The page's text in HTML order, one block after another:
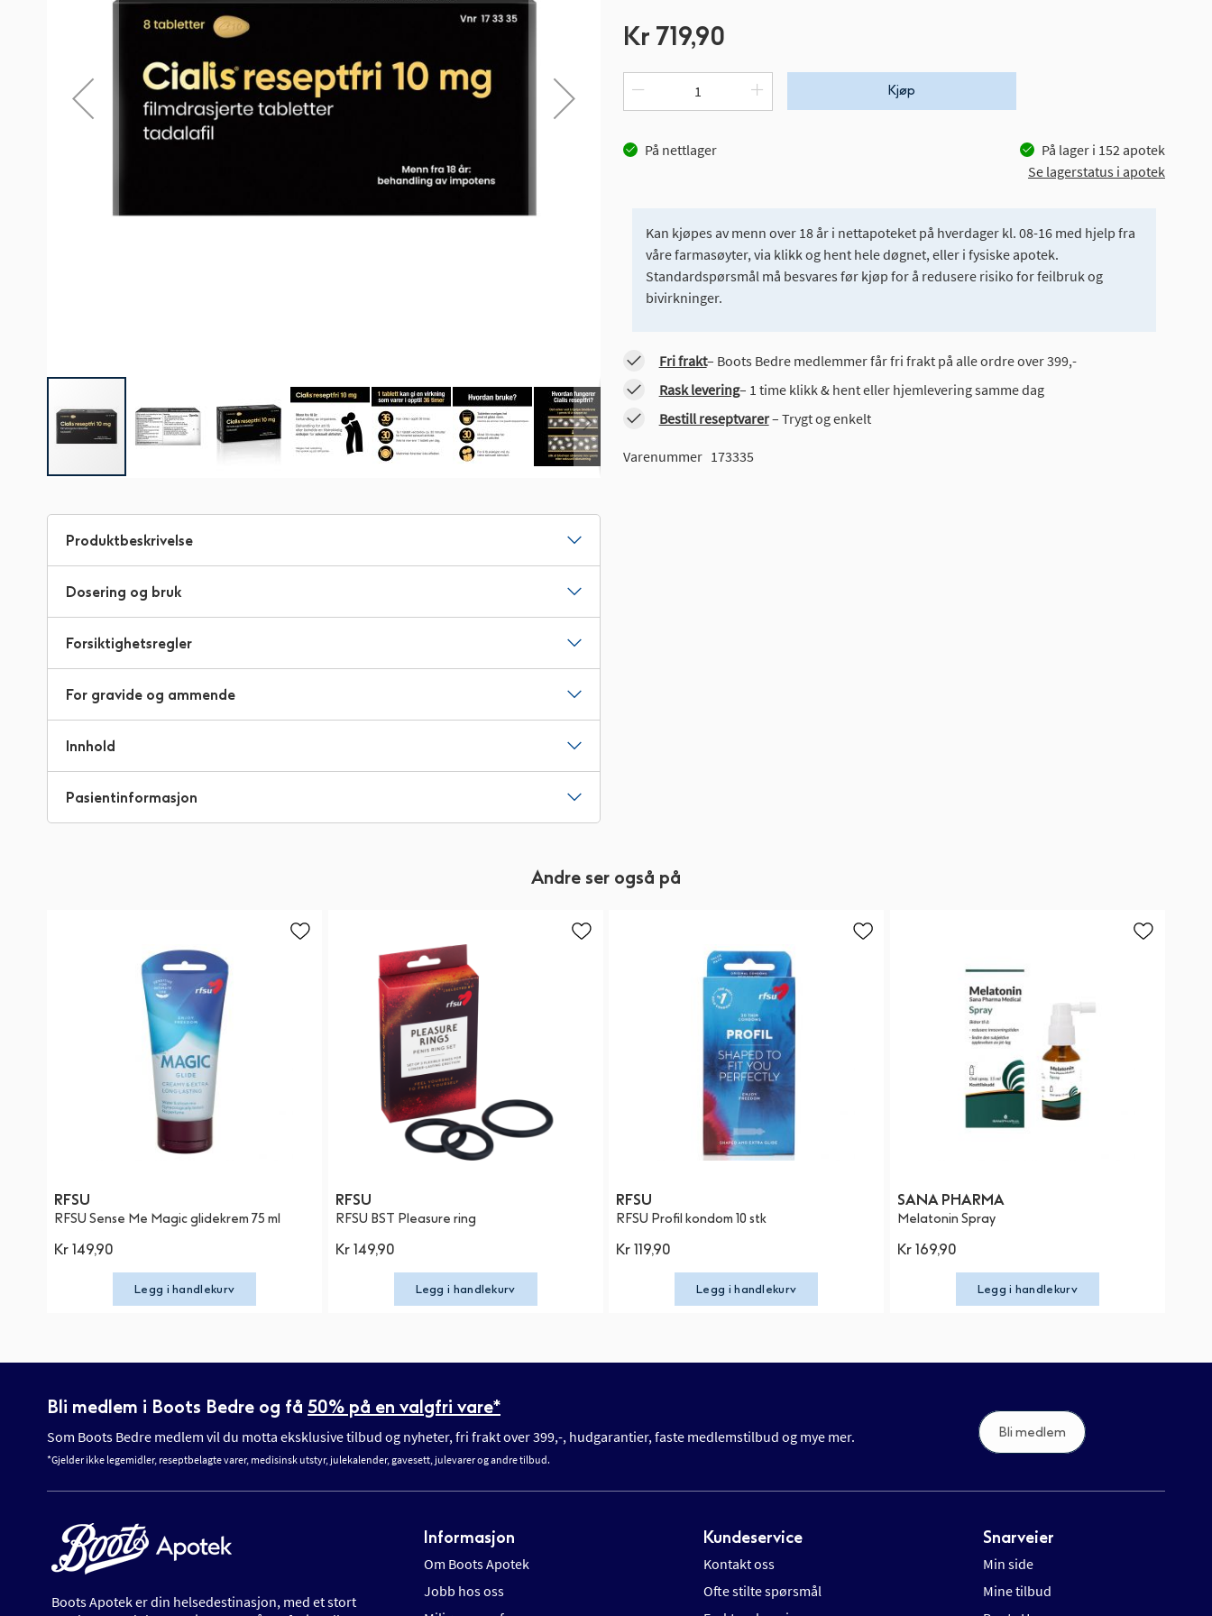
Kr 719,90
Kjøp
På nettlager På lager i 152apotek
Se lagerstatus i apotek
Kan kjøpes av menn over 18 år i nettapoteket på hverdager kl. 08-16 med hjelp fra
våre farmasøyter, via klikk og hent hele døgnet, eller i fysiske apotek.
Standardspørsmål må besvares før kjøp for å redusere risiko for feilbruk og
bivirkninger.
Fri frakt– Boots Bedre medlemmer får fri frakt på alle ordre over 399,-
Rask levering– 1 time klikk & hent eller hjemlevering samme dag
Bestill reseptvarer– Trygt og enkelt
Varenummer 173335
til
begynnelsen
Produktbeskrivelse
Dosering og bruk
Forsiktighetsregler
For gravide og ammende
Innhold
Pasientinformasjon
Andre ser også på
RFSU
RFSU Sense Me Magic glidekrem 75 ml
Kr 149,90
Legg i handlekurv
RFSU
RFSU BST Pleasure ring
Kr 149,90
Legg i handlekurv
RFSU
RFSU Profil kondom 10 stk
Kr 119,90
Legg i handlekurv
SANA PHARMA
Melatonin Spray
Kr 169,90
Legg i handlekurv
Bli medlem i Boots Bedre og få 50% på en valgfri vare*
Som Boots Bedre medlem vil du motta eksklusive tilbud og nyheter, fri frakt over 399,-, hudgarantier, faste medlemstilbud og mye mer.
*Gjelder ikke legemidler, reseptbelagte varer, medisinsk utstyr, julekalender, gavesett, julevarer og andre tilbud.
Bli medlem
Boots Apotek er din helsedestinasjon, med et stort
Informasjon
Om Boots Apotek
Jobb hos oss
Kundeservice
Kontakt oss
Ofte stilte spørsmål
Snarveier
Min side
Mine tilbud